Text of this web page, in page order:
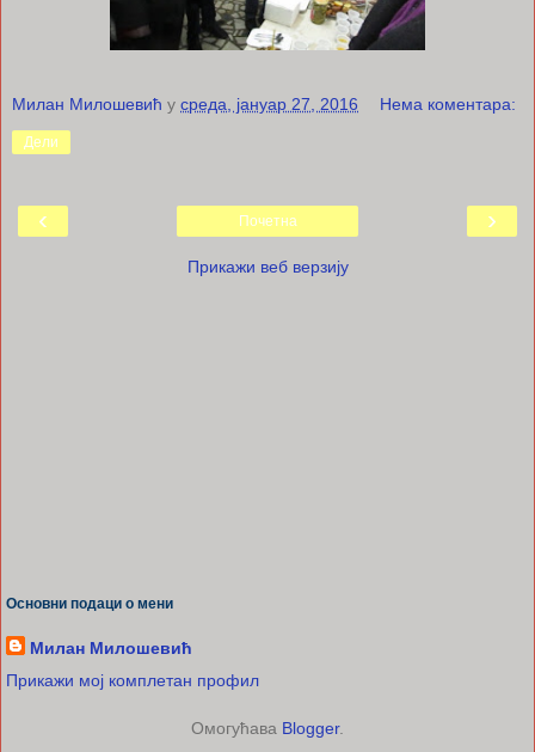
Милан Милошевић у среда, јануар 27, 2016 Нема коментара:
Дели
‹ ›
Почетна
Прикажи веб верзију
Основни подаци о мени
Милан Милошевић
Прикажи мој комплетан профил
Омогућава Blogger.